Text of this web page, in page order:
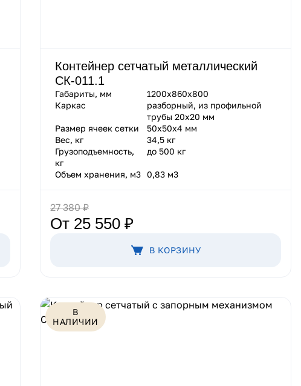
Контейнер сетчатый металлический
СК-011.1
Габариты, мм
1200х860х800
Каркас
разборный, из профильной
трубы 20х20 мм
Размер ячеек сетки
50х50х4 мм
Вес, кг
34,5 кг
Грузоподъемность,
кг
до 500 кг
Объем хранения, м3 0,83 м3
27 380 ₽
От 25 550 ₽
В КОРЗИНУ
В
НАЛИЧИИ